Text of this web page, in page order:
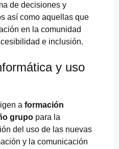
de decisiones y
así como aquellas que
en la comunidad
e inclusión.
y uso
a formación
grupo para la
del uso de las nuevas
y la comunicación